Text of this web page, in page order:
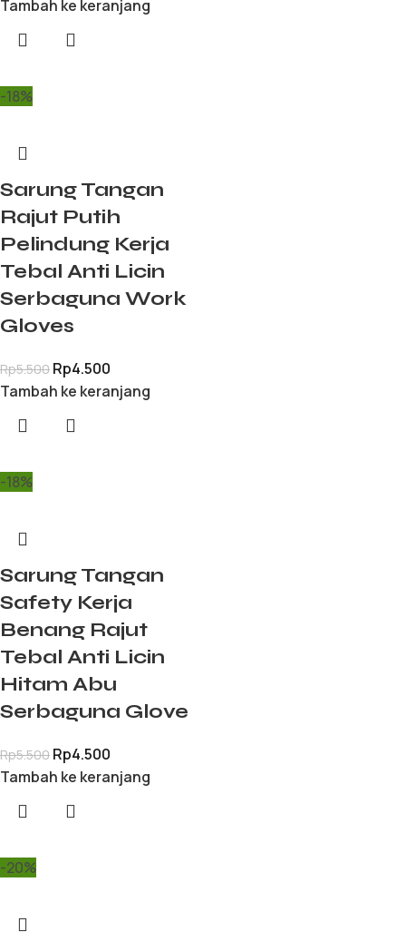
Tambah ke keranjang
-18%
Sarung Tangan
Rajut Putih
Pelindung Kerja
Tebal Anti Licin
Serbaguna Work
Gloves
Rp5.500 Rp4.500
Tambah ke keranjang
-18%
Sarung Tangan
Safety Kerja
Benang Rajut
Tebal Anti Licin
Hitam Abu
Serbaguna Glove
Rp5.500 Rp4.500
Tambah ke keranjang
-20%